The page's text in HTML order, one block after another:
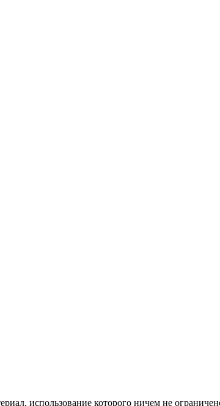
использование которого ничем не